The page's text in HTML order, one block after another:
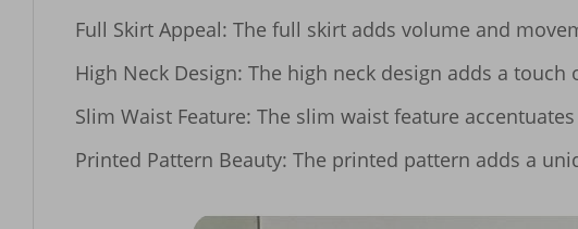
Full Skirt Appeal: The full skirt adds volume and
High Neck Design: The high neck design adds a
Slim Waist Feature: The slim waist feature
Printed Pattern Beauty: The printed pattern adds a